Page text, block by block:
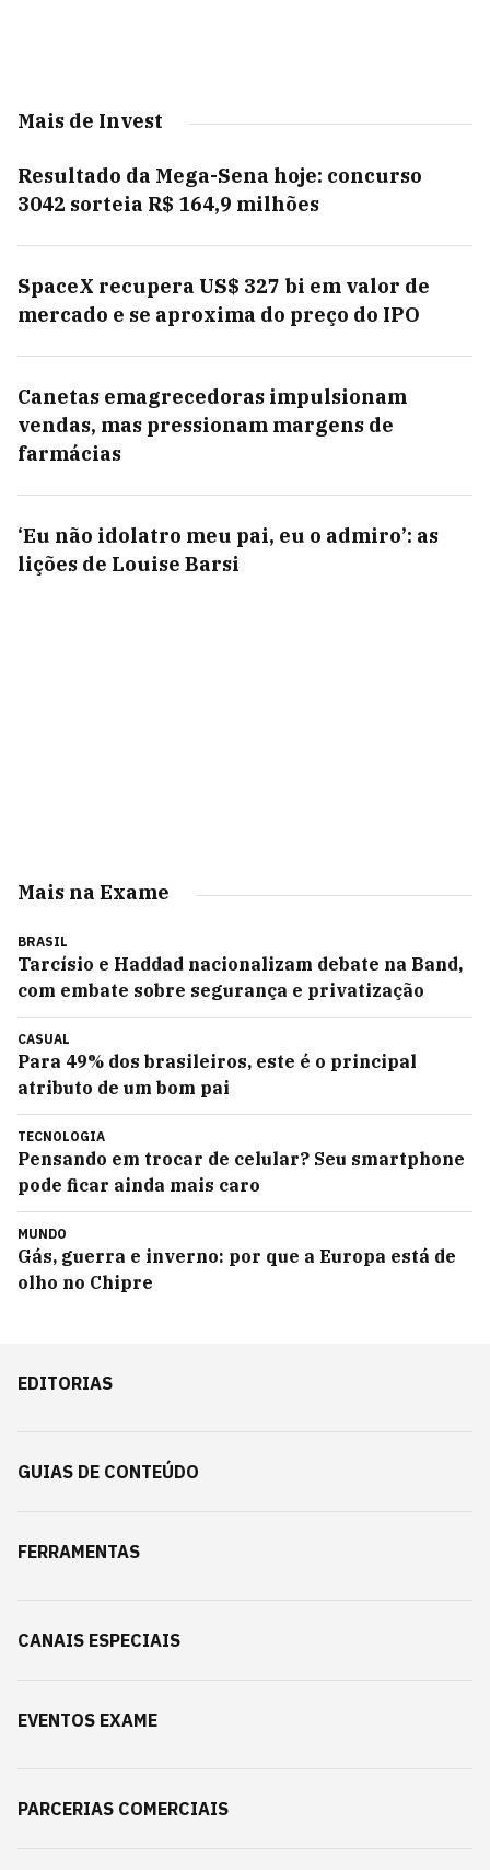
Mais de Invest
Resultado da Mega-Sena hoje: concurso
3042 sorteia R$ 164,9 milhões
SpaceX recupera US$ 327 bi em valor de
mercado e se aproxima do preço do IPO
Canetas emagrecedoras impulsionam
vendas, mas pressionam margens de
farmácias
‘Eu não idolatro meu pai, eu o admiro’: as
lições de Louise Barsi
Mais na Exame
BRASIL
Tarcísio e Haddad nacionalizam debate na Band,
com embate sobre segurança e privatização
CASUAL
Para 49% dos brasileiros, este é o principal
atributo de um bom pai
TECNOLOGIA
Pensando em trocar de celular? Seu smartphone
pode ficar ainda mais caro
MUNDO
Gás, guerra e inverno: por que a Europa está de
olho no Chipre
EDITORIAS
GUIAS DE CONTEÚDO
FERRAMENTAS
CANAIS ESPECIAIS
EVENTOS EXAME
PARCERIAS COMERCIAIS